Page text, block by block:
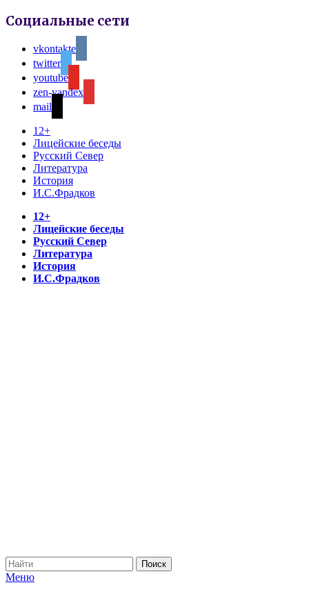
Социальные сети
vkontakte
twitter
youtube
zen-yandex
mail
12+
Лицейские беседы
Русский Север
Литература
История
И.С.Фрадков
12+
Лицейские беседы
Русский Север
Литература
История
И.С.Фрадков
Меню